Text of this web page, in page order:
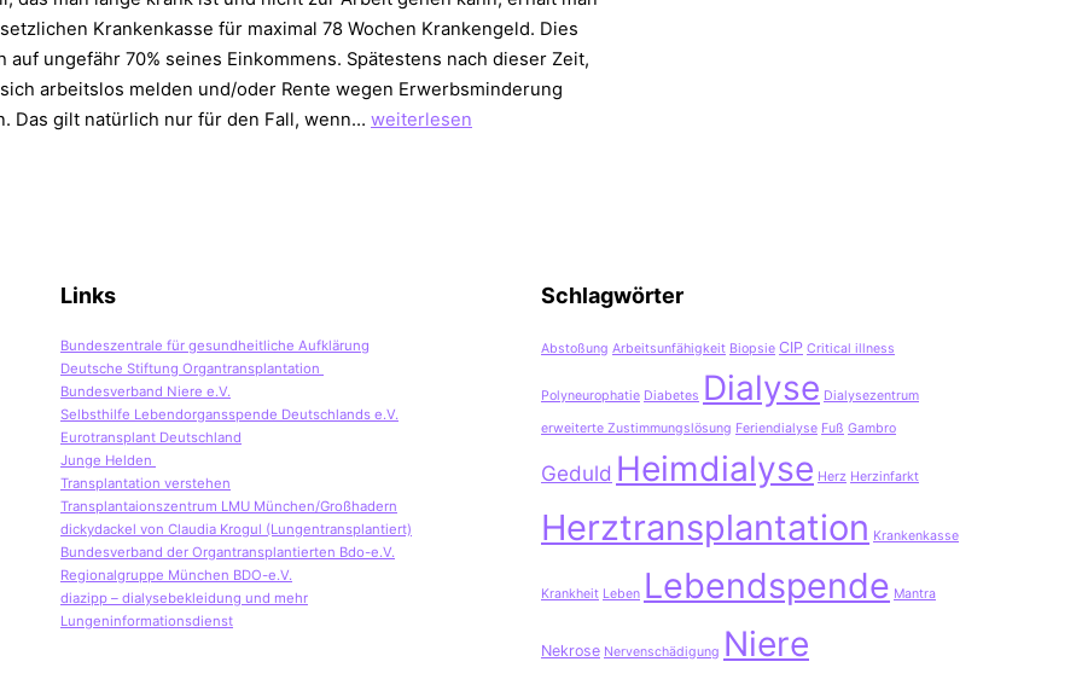
Krankenkasse für maximal 78 Wochen Krankengeld. Dies
auf ungefähr 70% seines Einkommens. Spätestens nach dieser Zeit,
arbeitslos melden und/oder Rente wegen Erwerbsminderung
Das gilt natürlich nur für den Fall, wenn… Keine
weiterlesen
Links
Bundeszentrale für gesundheitliche Aufklärung
Deutsche Stiftung Organtransplantation
Bundesverband Niere e.V.
Selbsthilfe Lebendorgansspende Deutschlands e.V.
Eurotransplant Deutschland
Junge Helden
Transplantation verstehen
Transplantaionszentrum LMU München/Großhadern
dickydackel von Claudia Krogul (Lungentransplantiert)
Bundesverband der Organtransplantierten Bdo-e.V.
Regionalgruppe München BDO-e.V.
diazipp – dialysebekleidung und mehr
Lungeninformationsdienst
Schlagwörter
Abstoßung Arbeitsunfähigkeit Biopsie CIP Critical illness
Polyneurophatie Diabetes Dialyse Dialysezentrum
erweiterte Zustimmungslösung Feriendialyse Fuß Gambro
Geduld Heimdialyse Herz Herzinfarkt
Herztransplantation Krankenkasse
Krankheit Leben Lebendspende Mantra
Nekrose Nervenschädigung Niere